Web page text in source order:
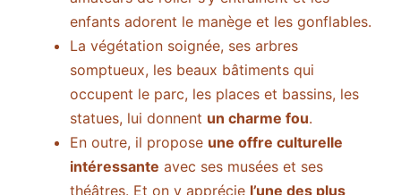
enfants adorent le manège et les gonflables.
La végétation soignée, ses arbres
somptueux, les beaux bâtiments qui
occupent le parc, les places et bassins, les
statues, lui donnent un charme fou.
En outre, il propose une offre culturelle
intéressante avec ses musées et ses
théâtres. Et on y apprécie l’une des plus